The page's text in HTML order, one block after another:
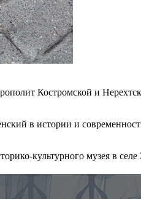
Костромской и
в истории и
культурного музея в